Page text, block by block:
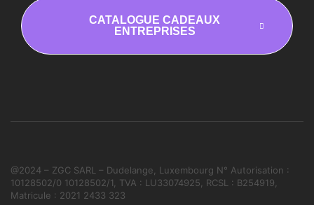
CATALOGUE CADEAUX
ENTREPRISES
@2024 – ZGC SARL – Dudelange, Luxembourg N° Autorisation :
10128502/0 10128502/1, TVA : LU33074925, RCSL : B254919,
Matricule : 2021 2433 323